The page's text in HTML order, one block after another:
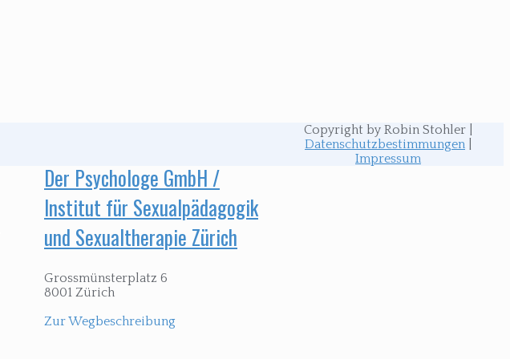
Der Psychologe GmbH /
Institut für Sexualpädagogik
und Sexualtherapie Zürich
Grossmünsterplatz 6
8001 Zürich
Zur Wegbeschreibung
Copyright by Robin Stohler |
Datenschutzbestimmungen
Impressum